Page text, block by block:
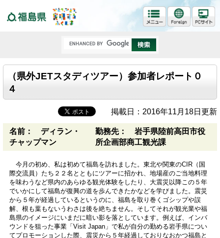
（県外JETスタディツアー）参加者レポート０
４
掲載日：2016年11月18日更新
名前： ディラン・
チャップマン
勤務先： 岩手県陸前高田市役
所企画部商工観光課
今月の初め、私は初めて福島を訪れました。東北や関東のCIR（国
際交流員）たち２２名とともにツアーに招かれ、地場産のご当地料理
を味わうなど県内のあらゆる観光体験をしたり、大震災以降この５年
でいかにして福島が復興の道を歩んできたかなどを学びました。震災
から５年が経過しているというのに、福島を取り巻くゴシップや誤
解、根も葉もないうわさは後を絶ちません。そしてそれが観光業や福
島県のイメージにいまだに暗い影を落としています。例えば、インバ
ウンドを狙った事業「Visit Japan」で私が自分の勤める岩手県につい
てプロモーションした際、震災から５年経過しておりなおかつ福島と